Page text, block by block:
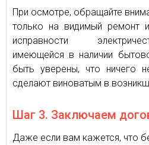
При осмотре, обращайте
только на видимый ремонт
исправности
имеющейся в наличии
быть уверены, что ничего
сделают виноватым в
Шаг 3. Заключаем
Даже если вам кажется, что